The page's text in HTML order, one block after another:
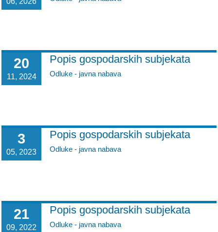
POLIKLINIKE
JEDINICE NEZDRAVSTVENIH DJELATNOSTI
RAVNATELJSTVO
20
11, 2024
Popis gospodarskih subjekata
Odluke - javna nabava
3
05, 2023
Popis gospodarskih subjekata
Odluke - javna nabava
21
09, 2022
Popis gospodarskih subjekata
Odluke - javna nabava